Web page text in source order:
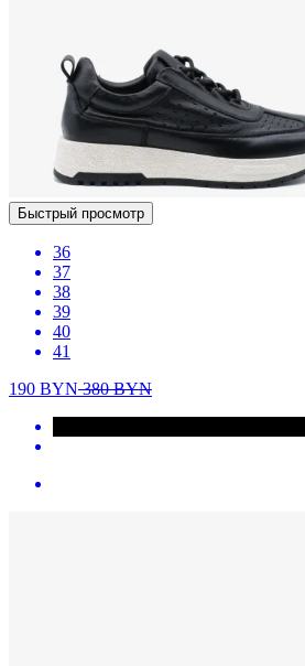
Быстрый просмотр
36
37
38
39
40
41
190 BYN380BYN